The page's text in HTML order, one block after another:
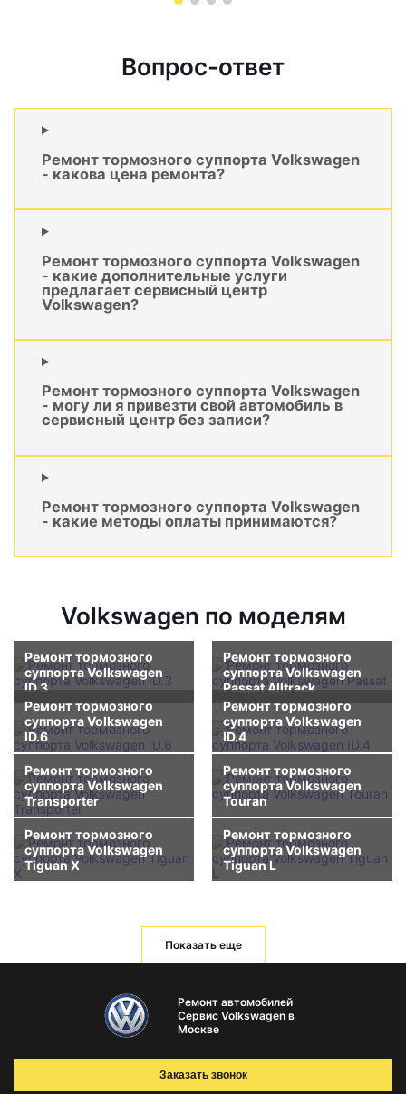
Вопрос-ответ
Ремонт тормозного суппорта Volkswagen
- какова цена ремонта?
Ремонт тормозного суппорта Volkswagen
- какие дополнительные услуги
предлагает сервисный центр
Volkswagen?
Ремонт тормозного суппорта Volkswagen
- могу ли я привезти свой автомобиль в
сервисный центр без записи?
Ремонт тормозного суппорта Volkswagen
- какие методы оплаты принимаются?
Volkswagen по моделям
Ремонт тормозного
суппорта Volkswagen
ID.3
Ремонт тормозного
суппорта Volkswagen
Passat Alltrack
Ремонт тормозного
суппорта Volkswagen
ID.6
Ремонт тормозного
суппорта Volkswagen
ID.4
Ремонт тормозного
суппорта Volkswagen
Transporter
Ремонт тормозного
суппорта Volkswagen
Touran
Ремонт тормозного
суппорта Volkswagen
Tiguan X
Ремонт тормозного
суппорта Volkswagen
Tiguan L
Показать еще
Ремонт автомобилей
Сервис Volkswagen в
Москве
Заказать звонок